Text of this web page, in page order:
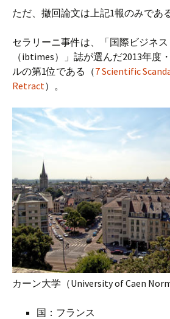
ただ、撤回論文は上記1報のみである
セラリーニ事件は、「国際ビジネ
（ibtimes）」誌が選んだ2013年度
ルの第1位である（7 Scientific
Retract）。
カーン大学（University of Caen
国：フランス